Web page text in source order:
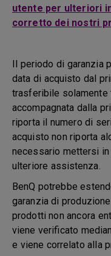
utente per ulteriori
corretto dei nostri
Il periodo di garanzia
data di acquisto dal
trasferibile
accompagnata dalla
riporta il numero di
acquisto non riporta
necessario mettersi
ulteriore assistenza.
BenQ potrebbe
garanzia di
prodotti non ancora
viene verificato
e viene correlato alla